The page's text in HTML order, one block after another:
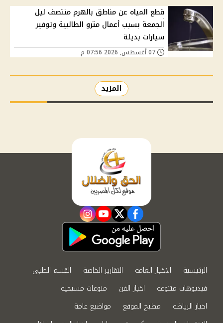
قطع المياه عن مناطق بالهرم منتصف ليل
الجمعة بسبب أعمال مترو الطالبية وتوفير
سيارات بديلة
المزيد
facebook
twitter
youtube
instagram
الرئيسية الاخبار العامة التقارير الخاصة
القسم الطبي
فيديوهات متنوعة
اخبار الفن
منوعات مسيحية
اخبار الرياضة
مطبخ الموقع
مواضيع عامة